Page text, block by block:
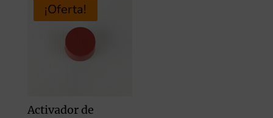
¡Oferta!
Activador de